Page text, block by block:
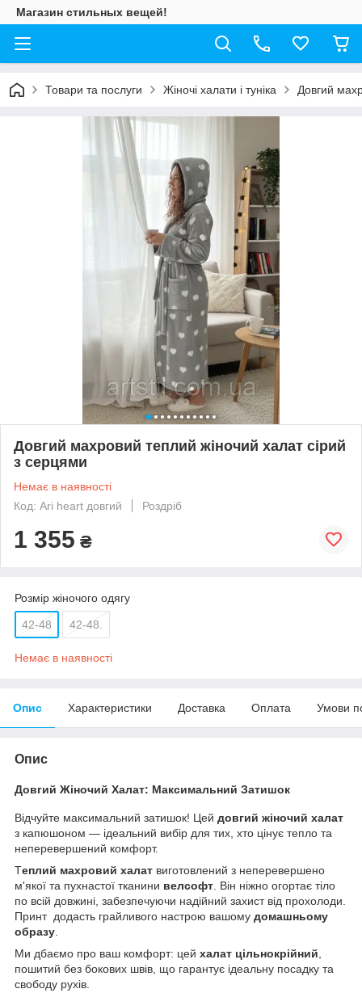
Магазин стильных вещей!
Товари та послуги Жіночі халати і туніка Довгий
Довгий махровий теплий жіночий халат сірий
з серцями
Немає в наявності
Код: Ari heart довгий
Роздріб
1 355 ₴
Розмір жіночого одягу
42-48 42-48.
Немає в наявності
Опис Характеристики Доставка Оплата Умови
Опис
Довгий Жіночий Халат: Максимальний Затишок
Відчуйте максимальний затишок! Цей довгий жіночий халат
з капюшоном — ідеальний вибір для тих, хто цінує тепло та
неперевершений комфорт.
Теплий махровий халат виготовлений з неперевершено
м'якої та пухнастої тканини велсофт. Він ніжно огортає тіло
по всій довжині, забезпечуючи надійний захист від прохолоди.
Принт додасть грайливого настрою вашому домашньому
образу.
Ми дбаємо про ваш комфорт: цей халат цільнокрійний,
пошитий без бокових швів, що гарантує ідеальну посадку та
свободу рухів.